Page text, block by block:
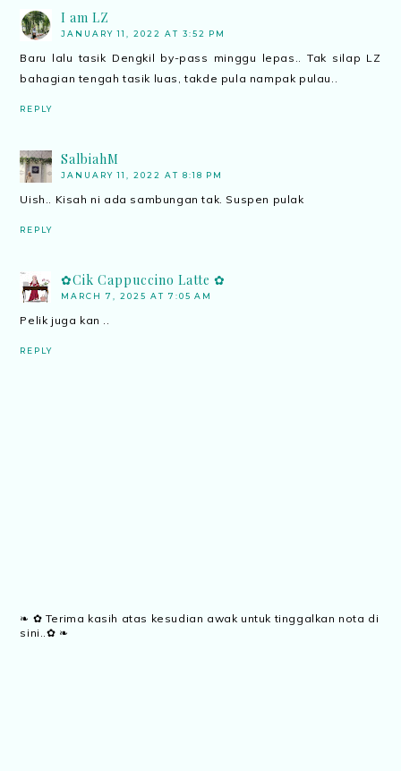
I am LZ
JANUARY 11, 2022 AT 3:52 PM
Baru lalu tasik Dengkil by-pass minggu lepas.. Tak silap LZ
bahagian tengah tasik luas, takde pula nampak pulau..
REPLY
SalbiahM
JANUARY 11, 2022 AT 8:18 PM
Uish.. Kisah ni ada sambungan tak. Suspen pulak
REPLY
✿Cik Cappuccino Latte ✿
MARCH 7, 2025 AT 7:05 AM
Pelik juga kan ..
REPLY
❧ ✿ Terima kasih atas kesudian awak untuk tinggalkan nota di
sini..✿ ❧